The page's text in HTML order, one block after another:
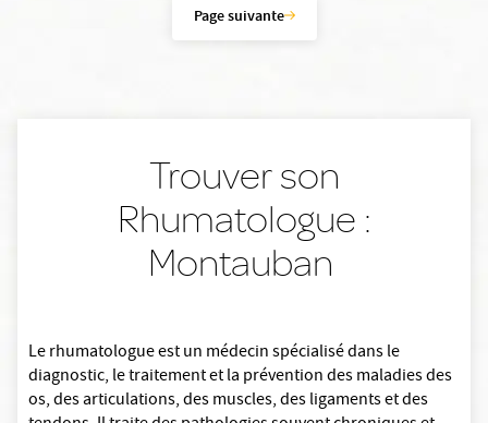
Page suivante
Trouver son
Rhumatologue :
Montauban
Le rhumatologue est un médecin spécialisé dans le
diagnostic, le traitement et la prévention des maladies des
os, des articulations, des muscles, des ligaments et des